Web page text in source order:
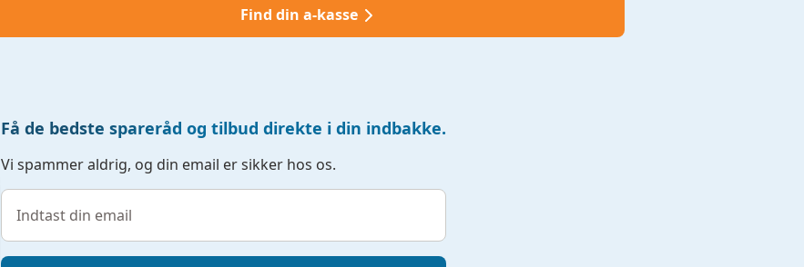
Find din a-kasse
Få de bedste spareråd og tilbud direkte i din indbakke.
Vi spammer aldrig, og din email er sikker hos os.